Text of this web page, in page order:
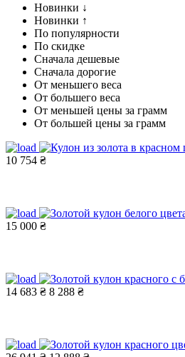
Новинки ↓
Новинки ↑
По популярности
По скидке
Сначала дешевые
Сначала дорогие
От меньшего веса
От большего веса
От меньшей цены за грамм
От большей цены за грамм
10 754 ₴
15 000 ₴
14 683 ₴ 8 288 ₴